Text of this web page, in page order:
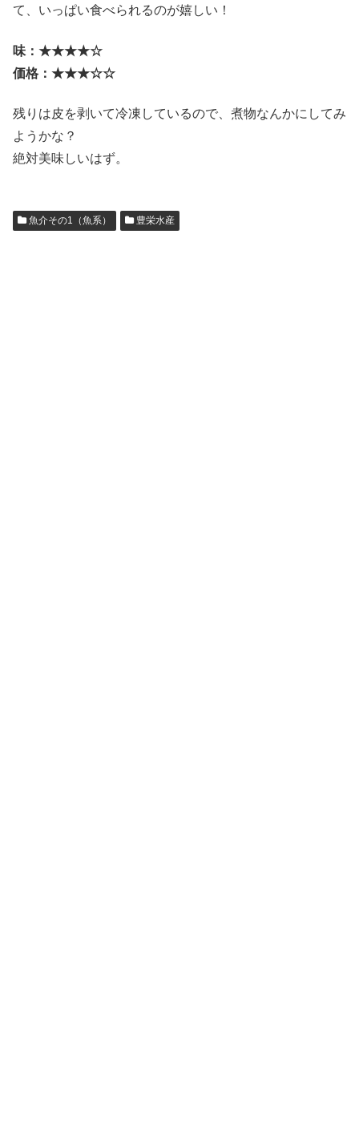
て、いっぱい食べられるのが嬉しい！
味：★★★★☆
価格：★★★☆☆
残りは皮を剥いて冷凍しているので、煮物なんかにしてみ
ようかな？
絶対美味しいはず。
魚介その1（魚系） 豊栄水産